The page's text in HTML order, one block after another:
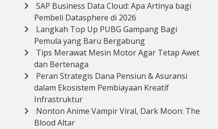
SAP Business Data Cloud: Apa Artinya bagi
Pembeli Datasphere di 2026
Langkah Top Up PUBG Gampang Bagi
Pemula yang Baru Bergabung
Tips Merawat Mesin Motor Agar Tetap Awet
dan Bertenaga
Peran Strategis Dana Pensiun & Asuransi
dalam Ekosistem Pembiayaan Kreatif
Infrastruktur
Nonton Anime Vampir Viral, Dark Moon: The
Blood Altar